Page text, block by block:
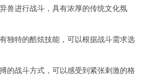
兽进行战斗，具有浓厚的传统文化氛
独特的酷炫技能，可以根据战斗需求选
的战斗方式，可以感受到紧张刺激的格